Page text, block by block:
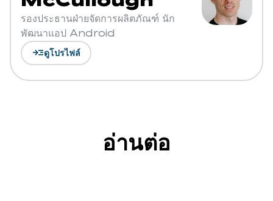
รองประธานฝ่ายจัดการผลิตภัณฑ์ นัก
พัฒนาแอป Android
read_moreดูโปรไฟล์
อ่านต่อ